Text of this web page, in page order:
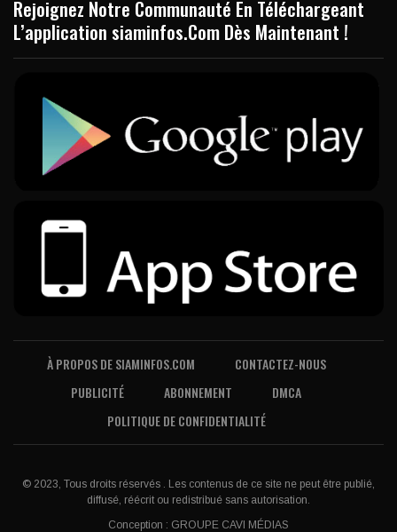
Rejoignez Notre Communauté En Téléchargeant
L’application siaminfos.Com Dès Maintenant !
À PROPOS DE SIAMINFOS.COM
CONTACTEZ-NOUS
PUBLICITÉ
ABONNEMENT
DMCA
POLITIQUE DE CONFIDENTIALITÉ
© 2023, Tous droits réservés . Les contenus de ce site ne peut être publié,
diffusé, réécrit ou redistribué sans autorisation.
Conception : GROUPE CAVI MÉDIAS